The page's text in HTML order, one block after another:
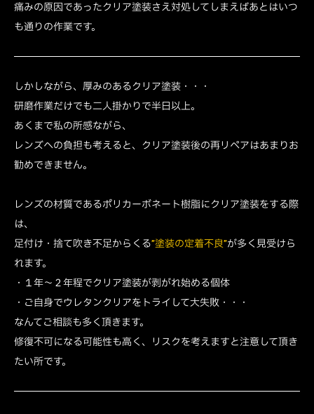
痛みの原因であったクリア塗装さえ対処してしまえばあとはいつ
も通りの作業です。
しかしながら、厚みのあるクリア塗装・・・
研磨作業だけでも二人掛かりで半日以上。
あくまで私の所感ながら、
レンズへの負担も考えると、クリア塗装後の再リペアはあまりお
勧めできません。
レンズの材質であるポリカーボネート樹脂にクリア塗装をする際
は、
足付け・捨て吹き不足からくる”塗装の定着不良”が多く見受けら
れます。
・１年～２年程でクリア塗装が剥がれ始める個体
・ご自身でウレタンクリアをトライして大失敗・・・
なんてご相談も多く頂きます。
修復不可になる可能性も高く、リスクを考えますと注意して頂き
たい所です。